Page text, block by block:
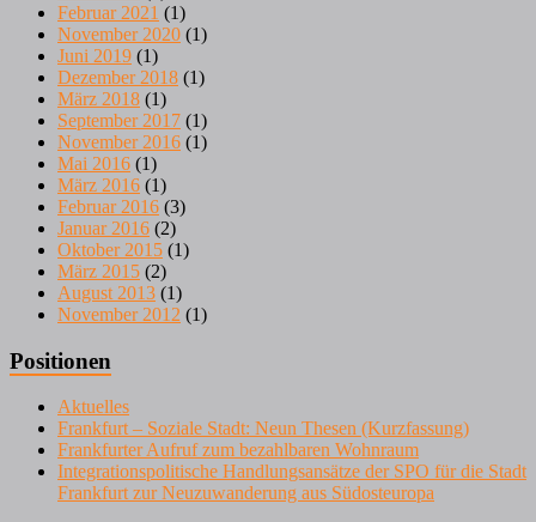
Februar 2021 (1)
November 2020 (1)
Juni 2019 (1)
Dezember 2018 (1)
März 2018 (1)
September 2017 (1)
November 2016 (1)
Mai 2016 (1)
März 2016 (1)
Februar 2016 (3)
Januar 2016 (2)
Oktober 2015 (1)
März 2015 (2)
August 2013 (1)
November 2012 (1)
Positionen
Aktuelles
Frankfurt – Soziale Stadt: Neun Thesen (Kurzfassung)
Frankfurter Aufruf zum bezahlbaren Wohnraum
Integrationspolitische Handlungsansätze der SPO für die Stadt
Frankfurt zur Neuzuwanderung aus Südosteuropa